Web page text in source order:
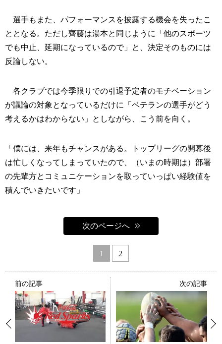
選手もまた、パフォーマンスを披露する機会を失ったこ
ととなる。ただし齊藤は湯本と同じように「他のスポーツ
でも中止、延期になっているので」と、決定そのものには
反論しない。
各クラブでは今季限りでの引退予定者のモチベーション
が議論の対象となっているだけに「ベテランの選手がどう
考えるかはわからない」としながら、こう前を向く。
「僕には、来年もチャンスがある。トップリーグの開幕後
は忙しくなってしまっていたので、（いまの時期は）部署
の先輩方とコミュニケーションを取っていっぱい経験値を
積んでいきたいです」
次のページへ
1 2
前の記事 次の記事